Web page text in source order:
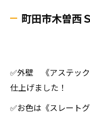
町田市木曽西
✅外壁 《アステッ
仕上げました！
✅お色は《スレート